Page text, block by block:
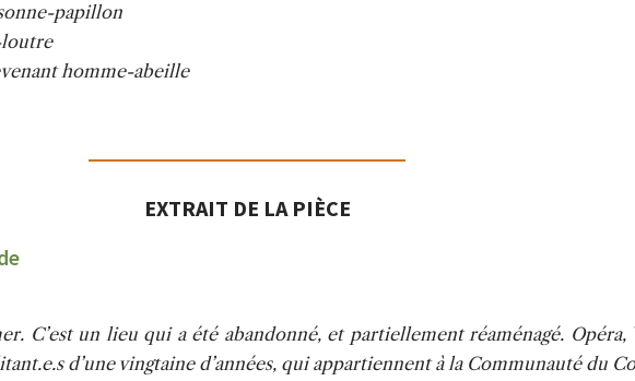
papillon
homme-abeille
EXTRAIT DE LA PIÈCE
C’est un lieu qui a été abandonné, et partiellement réaménagé.
d’une vingtaine d’années, qui appartiennent à la Communauté du